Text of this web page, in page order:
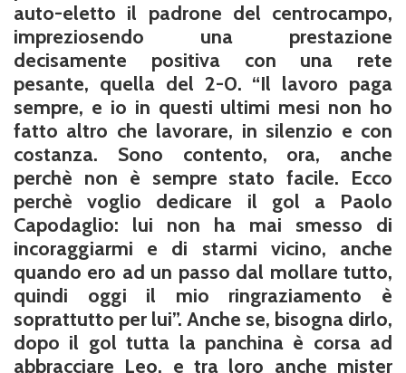
auto-eletto il padrone del centrocampo,
impreziosendo una prestazione
decisamente positiva con una rete
pesante, quella del 2-0. “Il lavoro paga
sempre, e io in questi ultimi mesi non ho
fatto altro che lavorare, in silenzio e con
costanza. Sono contento, ora, anche
perchè non è sempre stato facile. Ecco
perchè voglio dedicare il gol a Paolo
Capodaglio: lui non ha mai smesso di
incoraggiarmi e di starmi vicino, anche
quando ero ad un passo dal mollare tutto,
quindi oggi il mio ringraziamento è
soprattutto per lui”. Anche se, bisogna dirlo,
dopo il gol tutta la panchina è corsa ad
abbracciare Leo, e tra loro anche mister